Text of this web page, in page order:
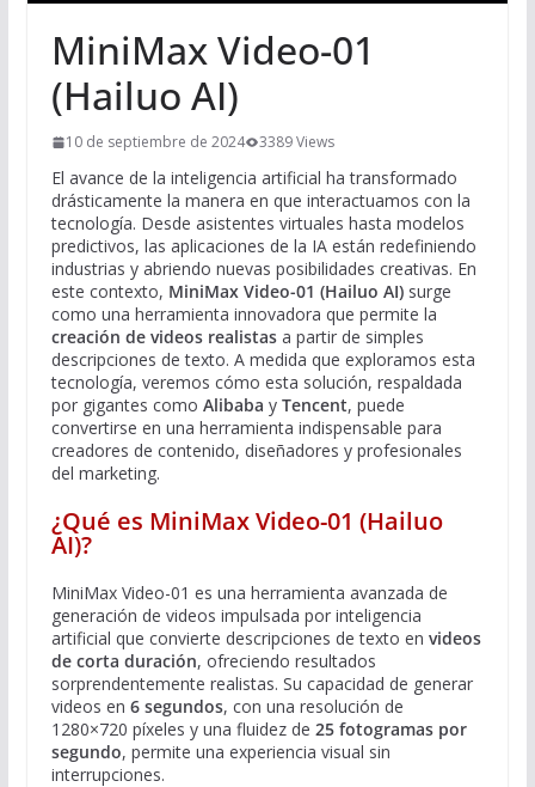
MiniMax Video-01
(Hailuo AI)
10 de septiembre de 2024 3389 Views
El avance de la inteligencia artificial ha transformado
drásticamente la manera en que interactuamos con la
tecnología. Desde asistentes virtuales hasta modelos
predictivos, las aplicaciones de la IA están redefiniendo
industrias y abriendo nuevas posibilidades creativas. En
este contexto, MiniMax Video-01 (Hailuo AI)surge
como una herramienta innovadora que permite la
creación de videos realistasa partir de simples
descripciones de texto. A medida que exploramos esta
tecnología, veremos cómo esta solución, respaldada
por gigantes como Alibaba y Tencent, puede
convertirse en una herramienta indispensable para
creadores de contenido, diseñadores y profesionales
del marketing.
¿Qué es MiniMax Video-01 (Hailuo
AI)?
MiniMax Video-01 es una herramienta avanzada de
generación de videos impulsada por inteligencia
artificial que convierte descripciones de texto en videos
de corta duración, ofreciendo resultados
sorprendentemente realistas. Su capacidad de generar
videos en 6 segundos, con una resolución de
1280×720 píxeles y una fluidez de 25 fotogramas por
segundo, permite una experiencia visual sin
interrupciones.